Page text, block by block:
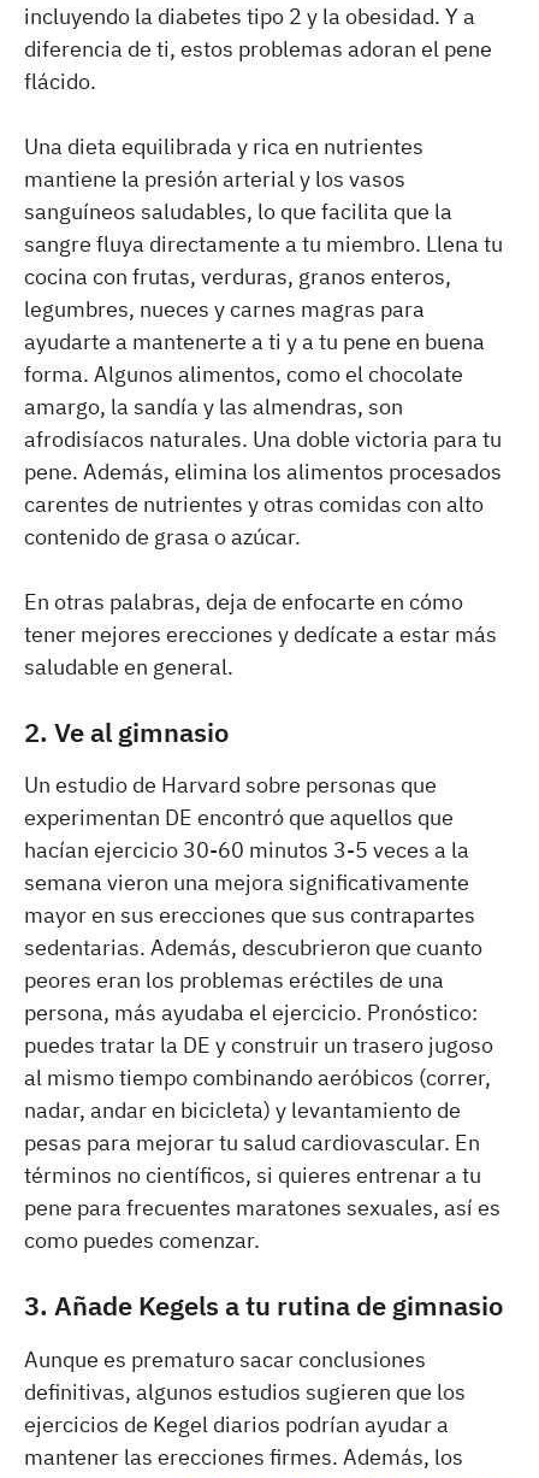
incluyendo la diabetes tipo 2 y la obesidad. Y a
diferencia de ti, estos problemas adoran el pene
flácido.
Una dieta equilibrada y rica en nutrientes
mantiene la presión arterial y los vasos
sanguíneos saludables, lo que facilita que la
sangre fluya directamente a tu miembro. Llena tu
cocina con frutas, verduras, granos enteros,
legumbres, nueces y carnes magras para
ayudarte a mantenerte a ti y a tu pene en buena
forma. Algunos alimentos, como el chocolate
amargo, la sandía y las almendras, son
afrodisíacos naturales. Una doble victoria para tu
pene. Además, elimina los alimentos procesados
carentes de nutrientes y otras comidas con alto
contenido de grasa o azúcar.
En otras palabras, deja de enfocarte en cómo
tener mejores erecciones y dedícate a estar más
saludable en general.
2. Ve al gimnasio
Un estudio de Harvard sobre personas que
experimentan DE encontró que aquellos que
hacían ejercicio 30-60 minutos 3-5 veces a la
semana vieron una mejora significativamente
mayor en sus erecciones que sus contrapartes
sedentarias. Además, descubrieron que cuanto
peores eran los problemas eréctiles de una
persona, más ayudaba el ejercicio. Pronóstico:
puedes tratar la DE y construir un trasero jugoso
al mismo tiempo combinando aeróbicos (correr,
nadar, andar en bicicleta) y levantamiento de
pesas para mejorar tu salud cardiovascular. En
términos no científicos, si quieres entrenar a tu
pene para frecuentes maratones sexuales, así es
como puedes comenzar.
3. Añade Kegels a tu rutina de gimnasio
Aunque es prematuro sacar conclusiones
definitivas, algunos estudios sugieren que los
ejercicios de Kegel diarios podrían ayudar a
mantener las erecciones firmes. Además, los